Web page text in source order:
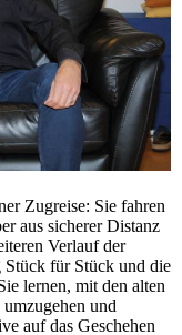
Zugreise: Sie fahren
aus sicherer Distanz
Verlauf der
Stück für Stück und die
lernen, mit den alten
und
auf das Geschehen